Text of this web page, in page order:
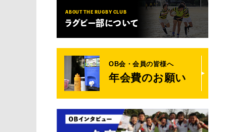
ABOUT THE RUGBY CLUB
ラグビー部について
OB会・会員の皆様へ
年会費のお願い